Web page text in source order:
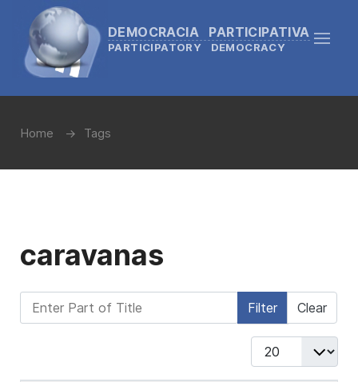
DEMOCRACIA PARTICIPATIVA
PARTICIPATORY DEMOCRACY
Home Tags
caravanas
Enter Part of Title Filter Clear
Display #